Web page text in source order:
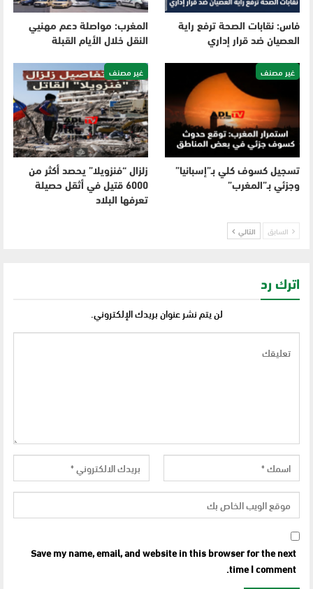
فاس: نقابات الصحة ترفع راية
العصيان ضد قرار إداري
المغرب: مواصلة دعم مهنيي
النقل خلال الأيام القبلة
غير مصنف
تسجيل كسوف كلي بـ”إسبانيا”
وجزئي بـ”المغرب”
غير مصنف
زلزال “فنزويلا” يحصد أكثر من
6000 قتيل في أثقل حصيلة
تعرفها البلاد
السابق التالي
اترك رد
لن يتم نشر عنوان بريدك الإلكتروني.
Save my name, email, and website in this browser for the next
time I comment.